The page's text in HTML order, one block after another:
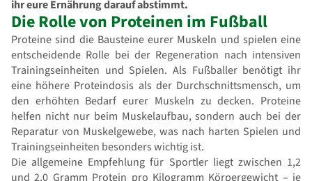
ihr eure Ernährung darauf abstimmt.
Die Rolle von Proteinen im Fußball
Proteine sind die Bausteine eurer Muskeln und spielen eine
entscheidende Rolle bei der Regeneration nach intensiven
Trainingseinheiten und Spielen. Als Fußballer benötigt ihr
eine höhere Proteindosis als der Durchschnittsmensch, um
den erhöhten Bedarf eurer Muskeln zu decken. Proteine
helfen nicht nur beim Muskelaufbau, sondern auch bei der
Reparatur von Muskelgewebe, was nach harten Spielen und
Trainingseinheiten besonders wichtig ist.
Die allgemeine Empfehlung für Sportler liegt zwischen 1,2
und 2,0 Gramm Protein pro Kilogramm Körpergewicht – je